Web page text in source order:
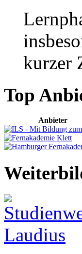
kurzer
Top
Anbieter